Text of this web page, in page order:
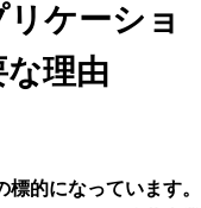
ケーショ
理由
的になっています。